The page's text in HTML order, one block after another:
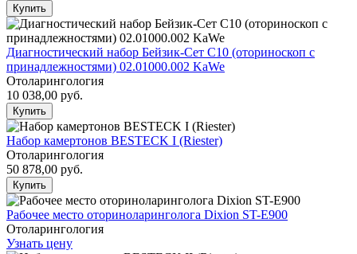
Купить
Диагностический набор Бейзик-Сет С10 (оториноскоп с
принадлежностями) 02.01000.002 KaWe
Отоларингология
10 038,00 руб.
Купить
Набор камертонов BESTECK I (Riester)
Отоларингология
50 878,00 руб.
Купить
Рабочее место оториноларинголога Dixion ST-E900
Отоларингология
Узнать цену